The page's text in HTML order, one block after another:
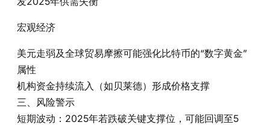
宏观经济‌
美元走弱及全球贸易摩擦可能强化比特币的“数字黄金”
属性
机构资金持续流入（如贝莱德）形成价格支撑
三、风险警示
短期波动‌：2025年若跌破关键支撑位，可能回调至5